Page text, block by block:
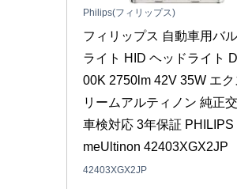
Philips(フィリップス)
フィリップス 自動車用バ
ライト HID ヘッドライト
00K 2750lm 42V 35W エク
リームアルティノン 純正
車検対応 3年保証 PHILIPS
meUltinon 42403XGX2JP
42403XGX2JP